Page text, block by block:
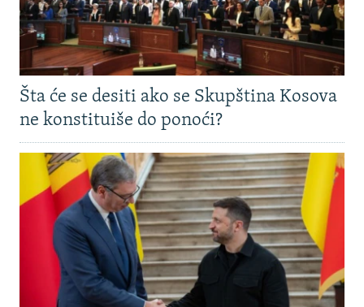
Šta će se desiti ako se Skupština Kosova
ne konstituiše do ponoći?